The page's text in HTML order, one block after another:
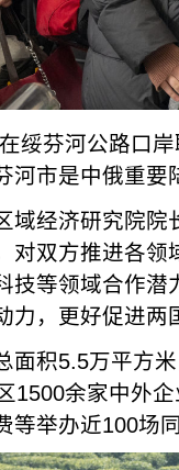
绥芬河公路口
河市是中俄重
域经济研究院
对双方推进各领
技等领域合作
力，更好促进两
面积5.5万平方
1500余家中外
等举办近100场